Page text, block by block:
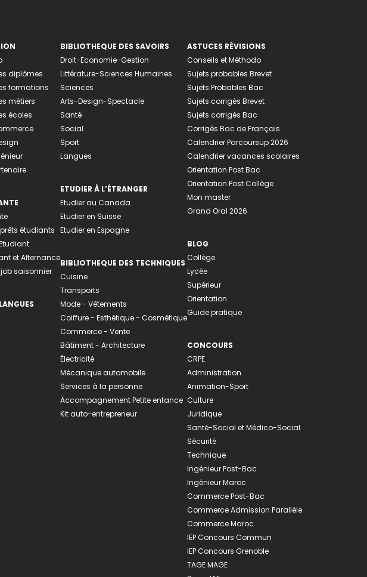
diplômes
formations
métiers
écoles
étudiants
et Alternance
saisonnier
BIBLIOTHEQUE DES SAVOIRS
Droit-Economie-Gestion
Littérature-Sciences Humaines
Sciences
Arts-Design-Spectacle
Santé
Social
Sport
Langues
ETUDIER À L’ÉTRANGER
Etudier au Canada
Etudier en Suisse
Etudier en Espagne
BIBLIOTHEQUE DES TECHNIQUES
Cuisine
Transports
Mode - Vêtements
Coiffure - Esthétique - Cosmétique
Commerce - Vente
Bâtiment - Architecture
Électricité
Mécanique automobile
Services à la personne
Accompagnement Petite enfance
Kit auto-entrepreneur
ASTUCES RÉVISIONS
Conseils et Méthodo
Sujets probables Brevet
Sujets Probables Bac
Sujets corrigés Brevet
Sujets corrigés Bac
Corrigés Bac de Français
Calendrier Parcoursup 2026
Calendrier vacances scolaires
Orientation Post Bac
Orientation Post Collège
Mon master
Grand Oral 2026
BLOG
Collège
Lycée
Supérieur
Orientation
Guide pratique
CONCOURS
CRPE
Administration
Animation-Sport
Culture
Juridique
Santé-Social et Médico-Social
Sécurité
Technique
Ingénieur Post-Bac
Ingénieur Maroc
Commerce Post-Bac
Commerce Admission Parallèle
Commerce Maroc
IEP Concours Commun
IEP Concours Grenoble
TAGE MAGE